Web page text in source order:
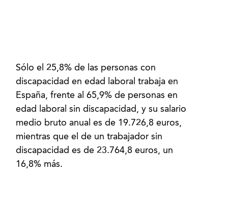
Sólo el 25,8% de las personas con
discapacidad en edad laboral trabaja en
España, frente al 65,9% de personas en
edad laboral sin discapacidad, y su salario
medio bruto anual es de 19.726,8 euros,
mientras que el de un trabajador sin
discapacidad es de 23.764,8 euros, un
16,8% más.